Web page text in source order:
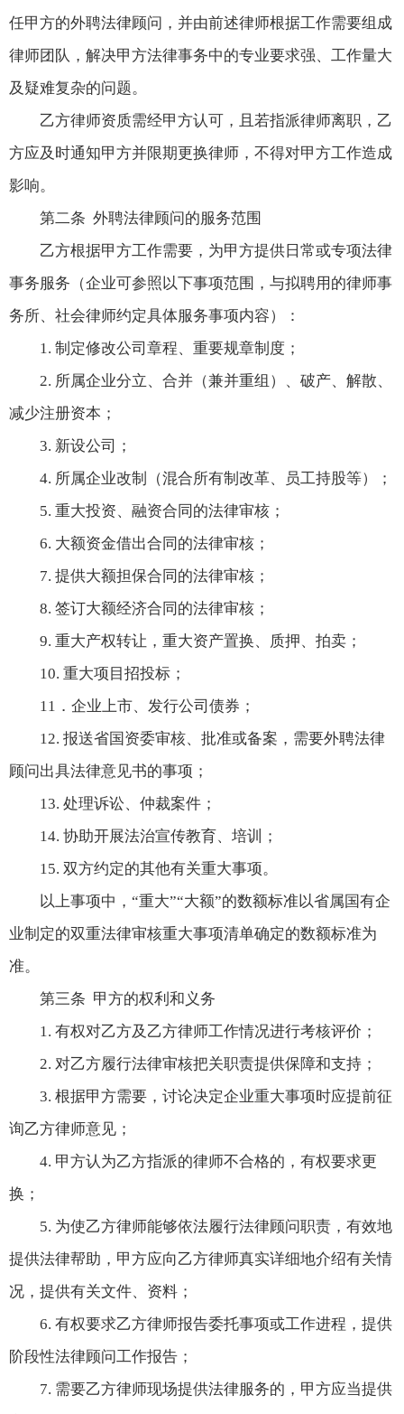
任甲方的外聘法律顾问，并由前述律师根据工作需要组成
律师团队，解决甲方法律事务中的专业要求强、工作量大
及疑难复杂的问题。
乙方律师资质需经甲方认可，且若指派律师离职，乙
方应及时通知甲方并限期更换律师，不得对甲方工作造成
影响。
第二条 外聘法律顾问的服务范围
乙方根据甲方工作需要，为甲方提供日常或专项法律
事务服务（企业可参照以下事项范围，与拟聘用的律师事
务所、社会律师约定具体服务事项内容）：
1. 制定修改公司章程、重要规章制度；
2. 所属企业分立、合并（兼并重组）、破产、解散、
减少注册资本；
3. 新设公司；
4. 所属企业改制（混合所有制改革、员工持股等）；
5. 重大投资、融资合同的法律审核；
6. 大额资金借出合同的法律审核；
7. 提供大额担保合同的法律审核；
8. 签订大额经济合同的法律审核；
9. 重大产权转让，重大资产置换、质押、拍卖；
10. 重大项目招投标；
11．企业上市、发行公司债券；
12. 报送省国资委审核、批准或备案，需要外聘法律
顾问出具法律意见书的事项；
13. 处理诉讼、仲裁案件；
14. 协助开展法治宣传教育、培训；
15. 双方约定的其他有关重大事项。
以上事项中，“重大”“大额”的数额标准以省属国有企
业制定的双重法律审核重大事项清单确定的数额标准为
准。
第三条 甲方的权利和义务
1. 有权对乙方及乙方律师工作情况进行考核评价；
2. 对乙方履行法律审核把关职责提供保障和支持；
3. 根据甲方需要，讨论决定企业重大事项时应提前征
询乙方律师意见；
4. 甲方认为乙方指派的律师不合格的，有权要求更
换；
5. 为使乙方律师能够依法履行法律顾问职责，有效地
提供法律帮助，甲方应向乙方律师真实详细地介绍有关情
况，提供有关文件、资料；
6. 有权要求乙方律师报告委托事项或工作进程，提供
阶段性法律顾问工作报告；
7. 需要乙方律师现场提供法律服务的，甲方应当提供